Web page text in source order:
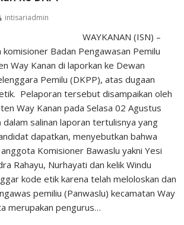
intisariadmin
WAYKANAN (ISN) –
Badan Pengawasan Pemilu
Way Kanan di laporkan ke Dewan
Pemilu (DKPP), atas dugaan
Pelaporan tersebut disampaikan oleh
Way Kanan pada Selasa 02 Agustus
dalam salinan laporan tertulisnya yang
dapatkan, menyebutkan bahwa
Komisioner Bawaslu yakni Yesi
Rahayu, Nurhayati dan kelik Windu
kode etik karena telah meloloskan dan
pemiliu (Panwaslu) kecamatan Way
merupakan pengurus…